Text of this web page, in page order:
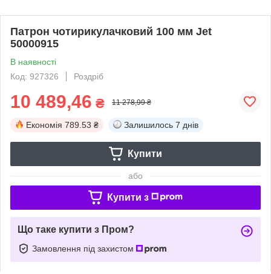
Патрон чотирикулачковий 100 мм Jet
50000915
В наявності
Код: 927326
Роздріб
10 489,46 ₴ 11 278,99 ₴
Економія 789.53 ₴ Залишилось 7 днів
Купити
або
Купити з
Що таке купити з Пром?
Замовлення під захистом